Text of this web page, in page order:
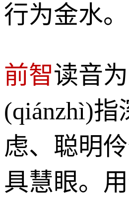
行为金水。
前智读音为
(qiánzhì)指
虑、聪明
具慧眼。